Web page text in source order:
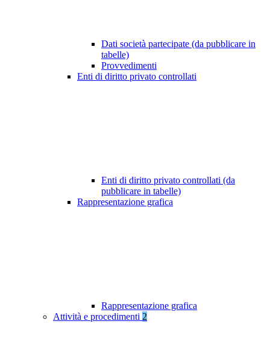
Dati società partecipate (da pubblicare in
tabelle)
Provvedimenti
Enti di diritto privato controllati
Enti di diritto privato controllati (da
pubblicare in tabelle)
Rappresentazione grafica
Rappresentazione grafica
Attività e procedimenti 2